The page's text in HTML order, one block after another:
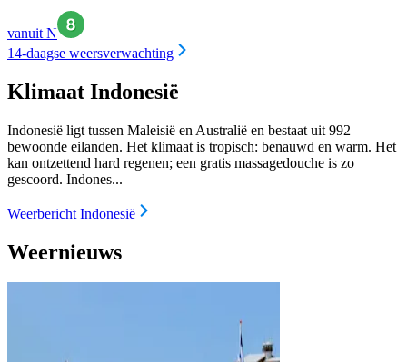
vanuit N
14-daagse weersverwachting
Klimaat Indonesië
Indonesië ligt tussen Maleisië en Australië en bestaat uit 992
bewoonde eilanden. Het klimaat is tropisch: benauwd en warm. Het
kan ontzettend hard regenen; een gratis massagedouche is zo
gescoord. Indones...
Weerbericht Indonesië
Weernieuws